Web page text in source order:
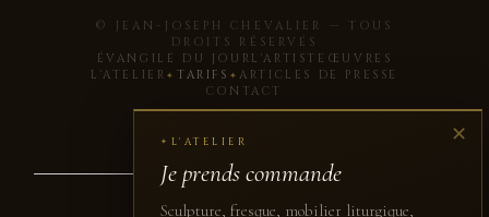
✕
✦ L'ATELIER
Je prends commande
Sculpture, fresque, mobilier liturgique,
© JEAN-JOSEPH CHEVALIER — TOUS
DROITS RÉSERVÉS
ÉVANGILE DU JOUR L'ARTISTE ŒUVRES
L'ATELIER ✦ TARIFS ✦ARTICLES DE PRESSE
CONTACT
Gestion des cookies